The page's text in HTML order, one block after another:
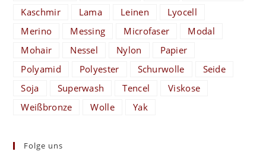
Kaschmir
Lama Leinen
Lyocell
Merino
Messing Microfaser
Modal
Mohair
Nessel Nylon
Papier
Polyamid
Polyester Schurwolle
Seide
Soja
Superwash Tencel
Viskose
Weißbronze
Wolle Yak
Folge uns